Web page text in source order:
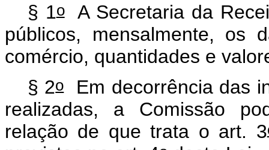
§ 1oA Secretaria da
públicos, mensalmente, os
comércio, quantidades e
§ 2oEm decorrência das
realizadas, a Comissão
relação de que trata o art. 3